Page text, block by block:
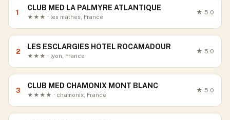
1
CLUB MED LA PALMYRE ATLANTIQUE
★★★ · les mathes, France
★ 5.0
2
LES ESCLARGIES HOTEL ROCAMADOUR
★★★ · lyon, France
★ 5.0
3
CLUB MED CHAMONIX MONT BLANC
★★★★ · chamonix, France
★ 5.0